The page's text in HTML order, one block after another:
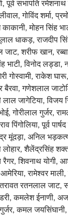
पूर्व सभापति रमेशनाथ
गोविंद शर्मा,
मोहन सिंह
धाकड़, राजदीप
जाट, शरीफ खान,
भाटी, विनोद लड्डा,
गोस्वामी, राकेश
गणेशलाल
लाल जागेटिया, विजय
गोरीलाल गुर्जर,
पिंगोलिया, पूर्व
मूंदड़ा, अनिल
लोहार, शैलेंद्रसिंह
रैगर, शिवनाथ योगी,
रामेश्वर माली,
रतनलाल जाट,
कमलेश ईनाणी, अजय
कमल